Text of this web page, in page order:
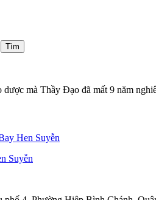
Tìm
mà Thầy Đạo đã mất 9 năm
Hen Suyễn
Suyễn